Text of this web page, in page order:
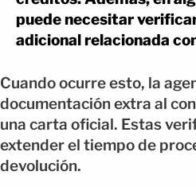
puede necesitar
adicional relacionada
Cuando ocurre esto, la
documentación extra al
una carta oficial. Estas
extender el tiempo de
devolución.